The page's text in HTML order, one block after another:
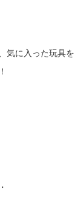
気に入った玩具を